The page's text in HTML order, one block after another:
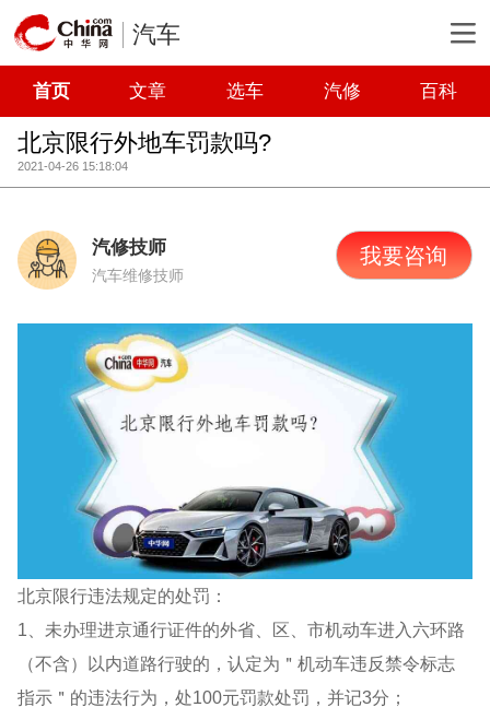
汽车
首页 文章 选车 汽修 百科
北京限行外地车罚款吗?
2021-04-26 15:18:04
汽修技师
汽车维修技师
我要咨询
北京限行违法规定的处罚：
1、未办理进京通行证件的外省、区、市机动车进入六环路
（不含）以内道路行驶的，认定为＂机动车违反禁令标志
指示＂的违法行为，处100元罚款处罚，并记3分；